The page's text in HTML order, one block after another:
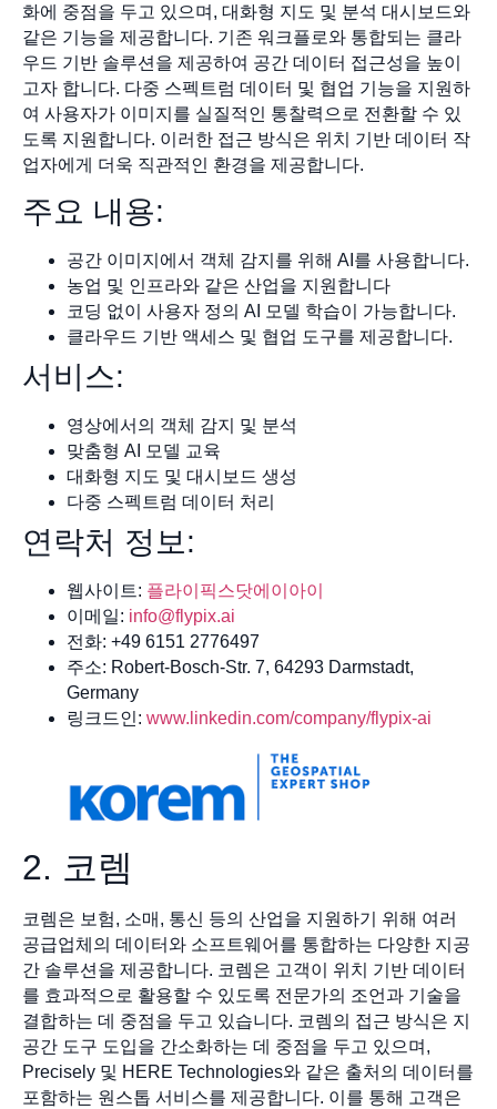
화에 중점을 두고 있으며, 대화형 지도 및 분석 대시보드와
같은 기능을 제공합니다. 기존 워크플로와 통합되는 클라
우드 기반 솔루션을 제공하여 공간 데이터 접근성을 높이
고자 합니다. 다중 스펙트럼 데이터 및 협업 기능을 지원하
여 사용자가 이미지를 실질적인 통찰력으로 전환할 수 있
도록 지원합니다. 이러한 접근 방식은 위치 기반 데이터 작
업자에게 더욱 직관적인 환경을 제공합니다.
주요 내용:
공간 이미지에서 객체 감지를 위해 AI를 사용합니다.
농업 및 인프라와 같은 산업을 지원합니다
코딩 없이 사용자 정의 AI 모델 학습이 가능합니다.
클라우드 기반 액세스 및 협업 도구를 제공합니다.
서비스:
영상에서의 객체 감지 및 분석
맞춤형 AI 모델 교육
대화형 지도 및 대시보드 생성
다중 스펙트럼 데이터 처리
연락처 정보:
웹사이트: 플라이픽스닷에이아이
이메일: info@flypix.ai
전화: +49 6151 2776497
주소: Robert-Bosch-Str. 7, 64293 Darmstadt,
Germany
링크드인: www.linkedin.com/company/flypix-ai
2. 코렘
코렘은 보험, 소매, 통신 등의 산업을 지원하기 위해 여러
공급업체의 데이터와 소프트웨어를 통합하는 다양한 지공
간 솔루션을 제공합니다. 코렘은 고객이 위치 기반 데이터
를 효과적으로 활용할 수 있도록 전문가의 조언과 기술을
결합하는 데 중점을 두고 있습니다. 코렘의 접근 방식은 지
공간 도구 도입을 간소화하는 데 중점을 두고 있으며,
Precisely 및 HERE Technologies와 같은 출처의 데이터를
포함하는 원스톱 서비스를 제공합니다. 이를 통해 고객은